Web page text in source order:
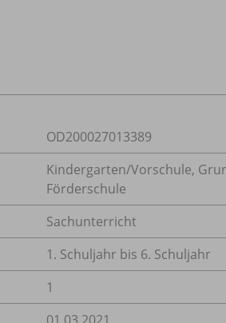
OD200027013389
Kindergarten/Vorschule,
Förderschule
Sachunterricht
1. Schuljahr bis 6. Schuljahr
1